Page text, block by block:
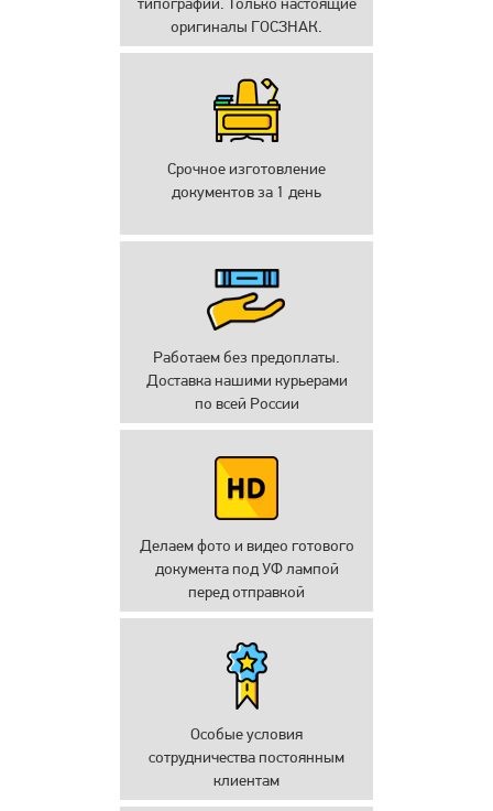
оригиналы ГОСЗНАК.
Срочное изготовление
документов за 1 день
Работаем без предоплаты.
Доставка нашими курьерами
по всей России
Делаем фото и видео готового
документа под УФ лампой
перед отправкой
Особые условия
сотрудничества постоянным
клиентам